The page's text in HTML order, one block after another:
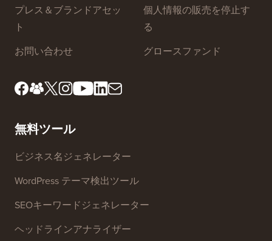
プレス＆ブランドアセッ
ト
お問い合わせ
個人情報の販売を停止す
る
グロースファンド
無料ツール
ビジネス名ジェネレーター
WordPress テーマ検出ツール
SEOキーワードジェネレーター
ヘッドラインアナライザー